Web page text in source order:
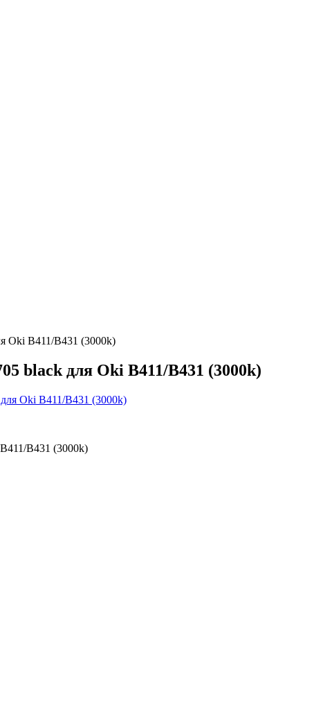
Oki B411/B431 (3000k)
black для Oki B411/B431 (3000k)
B431 (3000k)